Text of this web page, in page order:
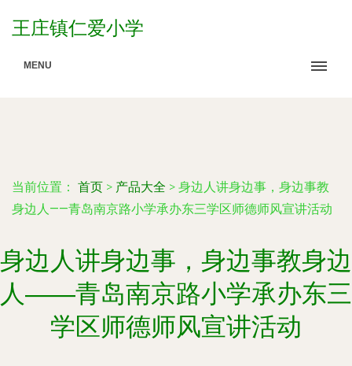
王庄镇仁爱小学
MENU
当前位置： 首页 > 产品大全 > 身边人讲身边事，身边事教
身边人——青岛南京路小学承办东三学区师德师风宣讲活动
身边人讲身边事，身边事教身边
人——青岛南京路小学承办东三
学区师德师风宣讲活动